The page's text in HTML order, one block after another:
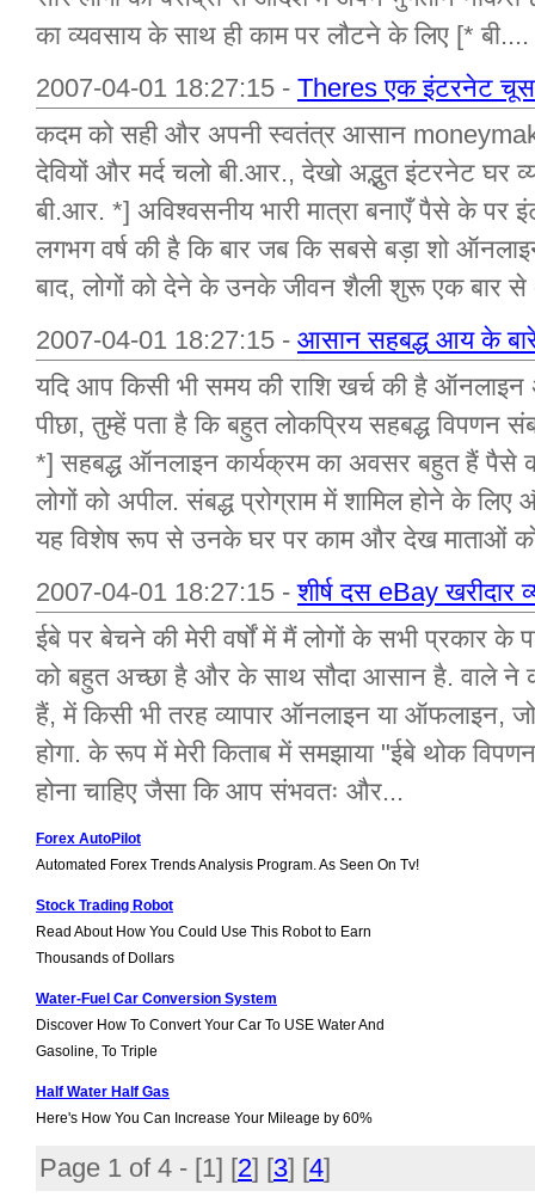
का व्यवसाय के साथ ही काम पर लौटने के लिए [* बी....
2007-04-01 18:27:15 - Theres एक इंटरनेट
कदम को सही और अपनी स्वतंत्र आसान
देवियों और मर्द चलो बी.आर., देखो अद्भुत इंटरनेट घर
बी.आर. *] अविश्वसनीय भारी मात्रा बनाएँ पैसे के
लगभग वर्ष की है कि बार जब कि सबसे बड़ा शो
बाद, लोगों को देने के उनके जीवन शैली शुरू एक बार
2007-04-01 18:27:15 - आसान सहबद्ध आय के
यदि आप किसी भी समय की राशि खर्च की है
पीछा, तुम्हें पता है कि बहुत लोकप्रिय सहबद्ध विपणन
*] सहबद्ध ऑनलाइन कार्यक्रम का अवसर बहुत हैं पैसे
लोगों को अपील. संबद्ध प्रोग्राम में शामिल होने के
यह विशेष रूप से उनके घर पर काम और देख माताओं
2007-04-01 18:27:15 -शीर्ष दस eBay खरीदार
ईबे पर बेचने की मेरी वर्षों में मैं लोगों के सभी प्रकार
को बहुत अच्छा है और के साथ सौदा आसान है. वाले ने
हैं, में किसी भी तरह व्यापार ऑनलाइन या ऑफलाइन,
होगा. के रूप में मेरी किताब में समझाया "ईबे थोक
होना चाहिए जैसा कि आप संभवतः और...
Forex AutoPilot
Automated Forex Trends Analysis Program. As Seen On Tv!
Stock Trading Robot
Read About How You Could Use This Robot to Earn
Thousands of Dollars
Water-Fuel Car Conversion System
Discover How To Convert Your Car To USE Water And
Gasoline, To Triple
Half Water Half Gas
Here's How You Can Increase Your Mileage by 60%
Page 1 of 4 - [1] [2] [3] [4]